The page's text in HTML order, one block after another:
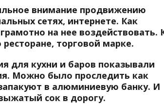
внимание продвижению
сетях, интернете. Как
на нее воздействовать.
торговой марке.
для кухни и баров показывали
Можно было проследить как
в алюминиевую банку. И
сок в дорогу.